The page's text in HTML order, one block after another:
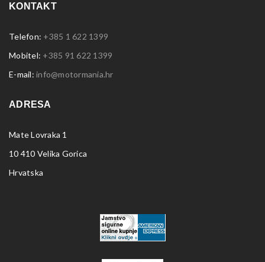
KONTAKT
Telefon: +385 1 622 1399
Mobitel: +385 91 622 1399
E-mail: info@motormania.hr
ADRESA
Mate Lovraka 1
10 410 Velika Gorica
Hrvatska